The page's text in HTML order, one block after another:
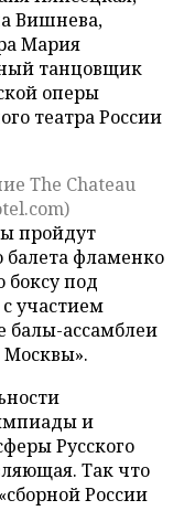
Вишнева,
Мария
танцовщик
оперы
театра России
The Chateau
пройдут
балета фламенко
боксу под
участием
балы-ассамблеи
и
Русского
Так что
России